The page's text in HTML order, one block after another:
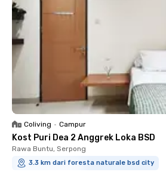
Coliving • Campur
Kost Puri Dea 2 Anggrek Loka BSD
Rawa Buntu, Serpong
3.3 km dari foresta naturale bsd city